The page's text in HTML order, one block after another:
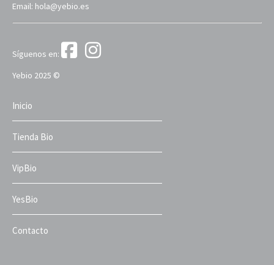
Email: hola@yebio.es
Síguenos en:
Yebio 2025 ©
Inicio
Tienda Bio
VipBio
YesBio
Contacto